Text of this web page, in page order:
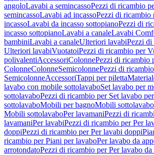
angoloLavabi a semincassoPezzi di ricambio
semincassoLavabi ad incassoPezzi di ricambio
incassoLavabi da incasso sottopianoPezzi di
incasso sottopianoLavabi a canaleLavabi
bambiniLavabi a canaleUlteriori lavabiPezzi di
Ulteriori lavabiVuotatoiPezzi di ricambio per
polivalentiAccessoriColonnePezzi di ricambio
ColonneColonneSemicolonnePezzi di
SemicolonneAccessoriTappi per piletta
lavabo con mobile sottolavaboSet lavabo per
sottolavaboPezzi di ricambio per Set lavabo
sottolavaboMobili per bagnoMobili sottolavabo
Mobili sottolavaboPer lavamaniPezzi di
lavamaniPer lavabiPezzi di ricambio per Per
doppiPezzi di ricambio per Per lavabi doppi
ricambio per Piani per lavaboPer lavabo da
arrotondatoPezzi di ricambio per Per lavabo